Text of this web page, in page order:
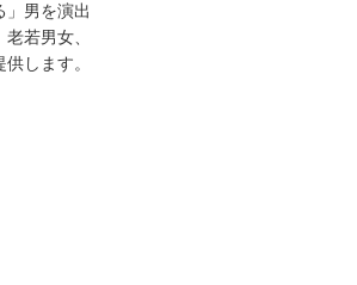
」男を演出
若男女、
します。